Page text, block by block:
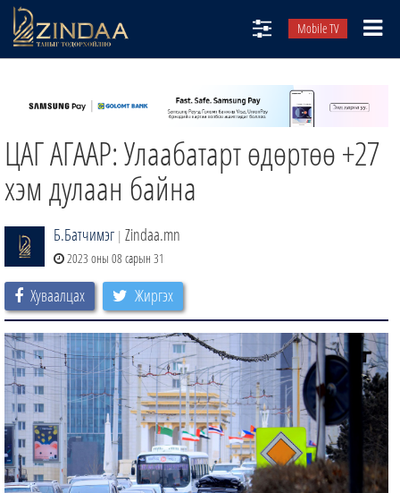
Mobile TV
ТВ8
ӨГЛӨӨНИЙ СОНИН
АУДИО ЗОХИОЛ
ЗИНДАА СЭТГҮҮЛ
ЦАГ АГААР: Улаабатарт өдөртөө +27
хэм дулаан байна
Б.Батчимэг | Zindaa.mn
2023 оны 08 сарын 31
Хуваалцах Жиргэх